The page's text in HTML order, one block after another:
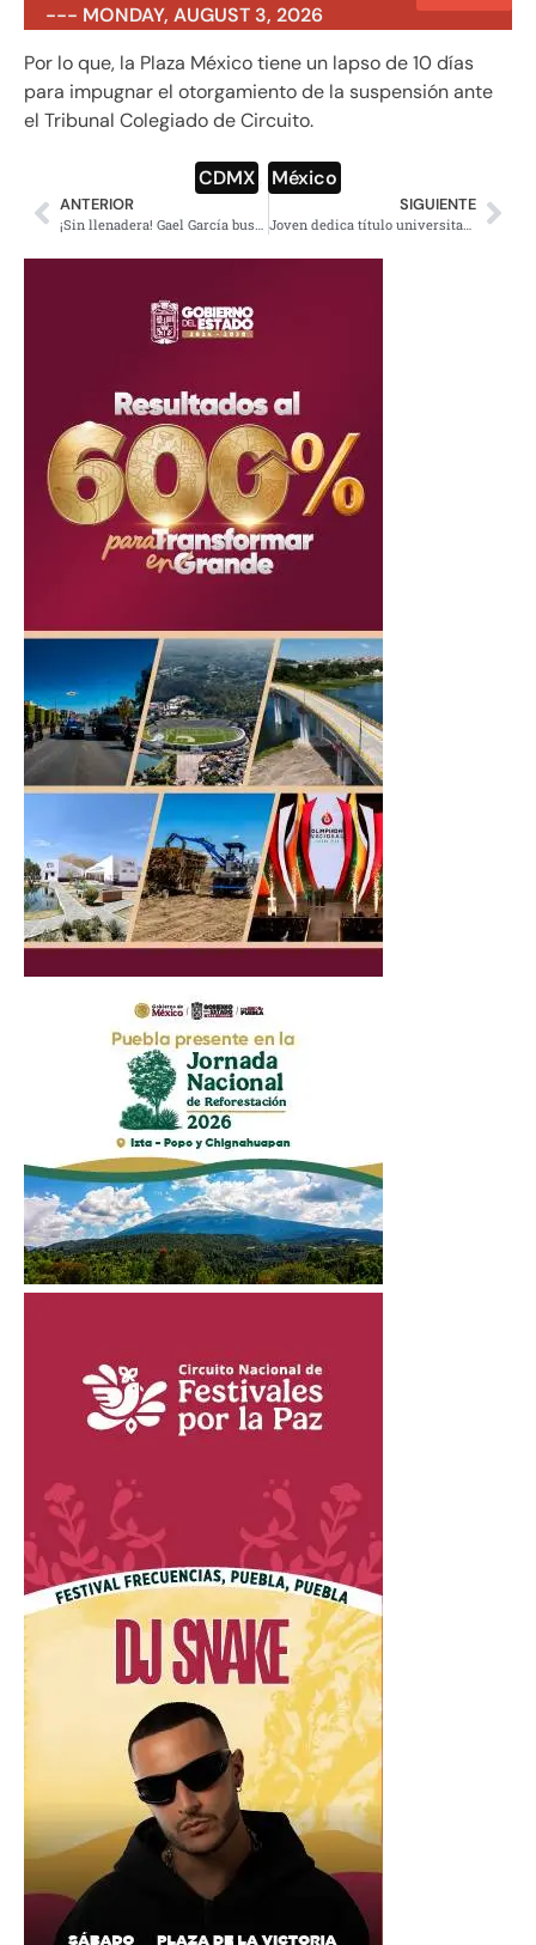
--- MONDAY, AUGUST 3, 2026
Por lo que, la Plaza México tiene un lapso de 10 días
para impugnar el otorgamiento de la suspensión ante
el Tribunal Colegiado de Circuito.
CDMX México
ANTERIOR SIGUIENTE
Joven dedica título universitario a su papá que vende elotes; se viraliza